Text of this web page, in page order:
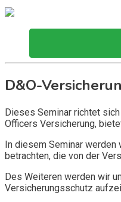
D&O-
Dieses Seminar richtet
Officers Versicherung,
In diesem Seminar werden
betrachten, die von der
Des Weiteren werden wir
Versicherungsschutz